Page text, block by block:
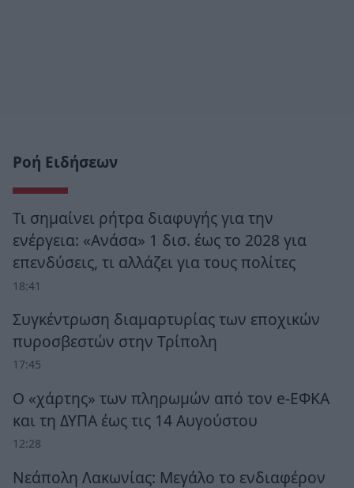
Ροή Ειδήσεων
Τι σημαίνει ρήτρα διαφυγής για την
ενέργεια: «Ανάσα» 1 δισ. έως το 2028 για
επενδύσεις, τι αλλάζει για τους πολίτες
18:41
Συγκέντρωση διαμαρτυρίας των εποχικών
πυροσβεστών στην Τρίπολη
17:45
Ο «χάρτης» των πληρωμών από τον e-ΕΦΚΑ
και τη ΔΥΠΑ έως τις 14 Αυγούστου
12:28
Νεάπολη Λακωνίας: Μεγάλο το ενδιαφέρον